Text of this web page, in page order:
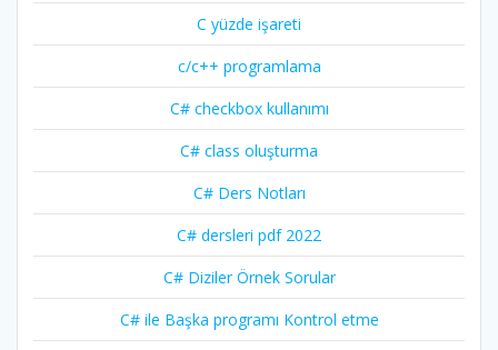
C yüzde işareti
c/c++ programlama
C# checkbox kullanımı
C# class oluşturma
C# Ders Notları
C# dersleri pdf 2022
C# Diziler Örnek Sorular
C# ile Başka programı Kontrol etme